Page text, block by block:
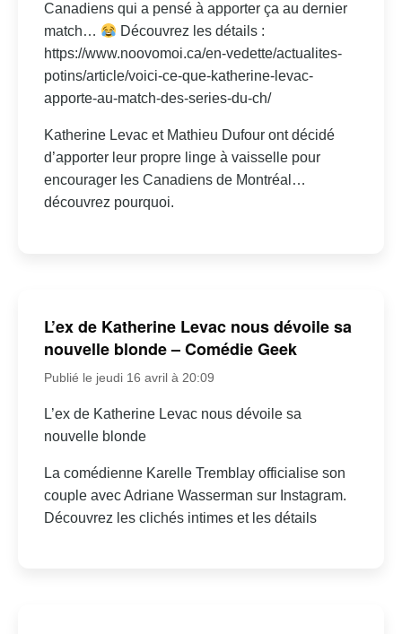
Canadiens qui a pensé à apporter ça au dernier
match…
Découvrez les détails :
https://www.noovomoi.ca/en-vedette/actualites-
potins/article/voici-ce-que-katherine-levac-
apporte-au-match-des-series-du-ch/
Katherine Levac et Mathieu Dufour ont décidé
d’apporter leur propre linge à vaisselle pour
encourager les Canadiens de Montréal…
découvrez pourquoi.
L’ex de Katherine Levac nous dévoile sa
nouvelle blonde – Comédie Geek
Publié le jeudi 16 avril à 20:09
L’ex de Katherine Levac nous dévoile sa
nouvelle blonde
La comédienne Karelle Tremblay officialise son
couple avec Adriane Wasserman sur Instagram.
Découvrez les clichés intimes et les détails